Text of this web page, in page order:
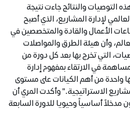
التوصيات والنتائج جاءت نتيجة
لإدارة المشاريع، الذي أصبح
الأعمال والقادة والمتخصصين في
وأن هيئة الطرق والمواصلات
التي تخرج بها بعد كل دورة من
في الارتقاء بمفهوم إدارة
واحدة من أهم الكيانات على مستوى
الاستراتيجية." وأكدت المري أن
مدخلاً أساسياً وحيويا للدورة السابعة